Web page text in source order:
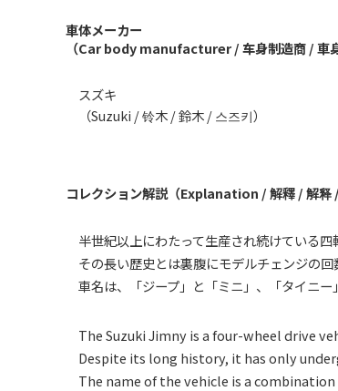
車体メーカー
（Car body manufacturer / 车身制造商 / 車身
スズキ
（Suzuki / 铃木 / 鈴木 / 스즈키）
コレクション解説（Explanation / 解釋 / 解释 /
半世紀以上にわたって生産され続けている四
その長い歴史とは裏腹にモデルチェンジの回
車名は、「ジープ」と「ミニ」、「タイニー
The Suzuki Jimny is a four-wheel drive
Despite its long history, it has only
The name of the vehicle is a combination